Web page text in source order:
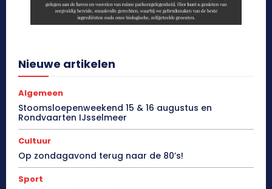
Nieuwe artikelen
Algemeen
Stoomsloepenweekend 15 & 16 augustus en
Rondvaarten IJsselmeer
Cultuur
Op zondagavond terug naar de 80’s!
Sport